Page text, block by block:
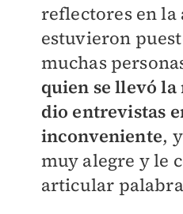
reflectores en
estuvieron
muchas
quien se llevó
dio entrevistas
inconveniente,
muy alegre y le
articular